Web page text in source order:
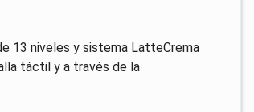
13 niveles y sistema LatteCrema
táctil y a través de la